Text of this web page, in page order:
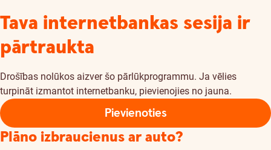
Tava internetbankas sesija ir
pārtraukta
Drošības nolūkos aizver šo pārlūkprogrammu. Ja vēlies
turpināt izmantot internetbanku, pievienojies no jauna.
Pievienoties
Plāno izbraucienus ar auto?